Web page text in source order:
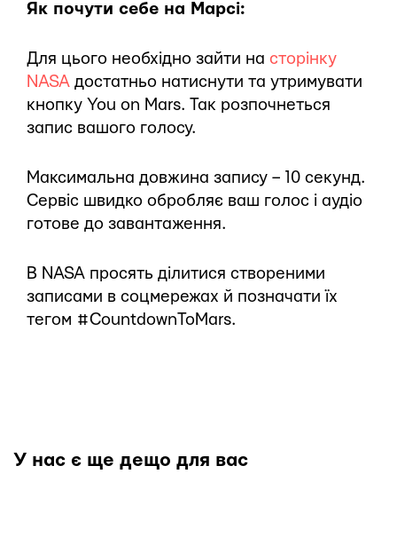
Як почути себе на Марсі:
Для цього необхідно зайти на сторінку
NASA достатньо натиснути та утримувати
кнопку You on Mars. Так розпочнеться
запис вашого голосу.
Максимальна довжина запису – 10 секунд.
Сервіс швидко обробляє ваш голос і аудіо
готове до завантаження.
В NASA просять ділитися створеними
записами в соцмережах й позначати їх
тегом #CountdownToMars.
У нас є ще дещо для вас